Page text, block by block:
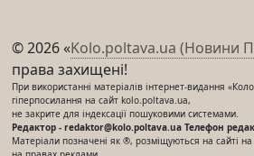
© 2026 «Kolo.poltava.ua (Новини
права захищені!
При використанні матеріалів інтернет-видання
гіперпосилання на сайт kolo.poltava.ua,
не закрите для індексації пошуковими системами.
Редактор - redaktor@kolo.poltava.ua Телефон
Матеріали позначені як ®, розміщуються на сайті